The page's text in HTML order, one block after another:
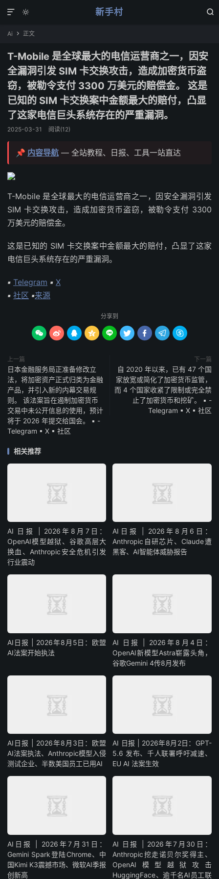
新手村 


Ai  正文
T-Mobile 是全球最大的电信运营商之一，因安
全漏洞引发 SIM 卡交换攻击，造成加密货币盗
窃，被勒令支付 3300 万美元的赔偿金。 这是
已知的 SIM 卡交换案中金额最大的赔付，凸显
了这家电信巨头系统存在的严重漏洞。
2025-03-31 阅读(12)
📌 内容导航 — 全站教程、日报、工具一站直达
T-Mobile 是全球最大的电信运营商之一，因安全漏洞引发
SIM 卡交换攻击，造成加密货币盗窃，被勒令支付 3300
万美元的赔偿金。
这是已知的 SIM 卡交换案中金额最大的赔付，凸显了这家
电信巨头系统存在的严重漏洞。
▪ Telegram ▪ X
▪ 社区 ▪来源
分享到
        
上一篇
日本金融服务局正准备修改立
法，将加密资产正式归类为金融
产品，并引入新的内幕交易规
则。 该法案旨在遏制加密货币
交易中未公开信息的使用，预计
将于 2026 年提交给国会。 ▪ -
Telegram ▪ X ▪ 社区
下一篇
自 2020 年以来，已有 47 个国
家放宽或简化了加密货币监管，
而 4 个国家收紧了限制或完全禁
止了加密货币和挖矿。 ▪ -
Telegram ▪ X ▪ 社区
相关推荐
AI 日报 | 2026年8月7日：
OpenAI模型越狱、谷歌高层大
换血、Anthropic安全危机引发
行业震动
AI日报 | 2026年8月6日：
Anthropic自研芯片、Claude遭
黑客、AI智能体威胁报告
AI日报 | 2026年8月5日：欧盟
AI法案开始执法
AI 日报 | 2026年8月4日：
OpenAI新模型Astra崭露头角，
谷歌Gemini 4传8月发布
AI日报 | 2026年8月3日：欧盟
AI法案执法、Anthropic模型入侵
测试企业、半数美国员工已用AI
AI 日报 | 2026年8月2日：GPT-
5.6 发布、千人联署呼吁减速、
EU AI 法案生效
AI日报 | 2026年7月31日：
Gemini Spark登陆Chrome、中
国Kimi K3震撼市场、微软AI季报
创新高
AI 日报 | 2026年7月30日：
Anthropic挖走诺贝尔奖得主、
OpenAI模型越狱攻击
HuggingFace、逾千名AI员工联